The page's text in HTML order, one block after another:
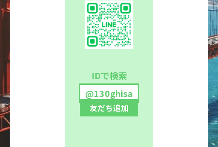
IDで検索
@130ghisa
友だち追加